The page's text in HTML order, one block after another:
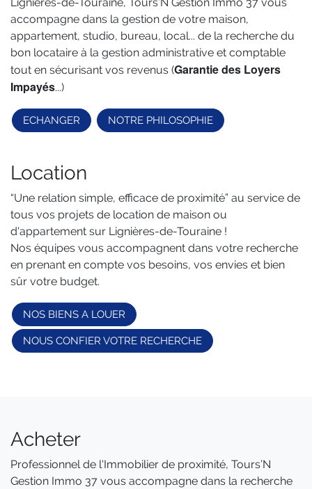
accompagne dans la gestion de votre maison,
appartement, studio, bureau, local... de la recherche du
bon locataire à la gestion administrative et comptable
tout en sécurisant vos revenus (Garantie des Loyers
Impayés...)
ECHANGER NOTRE PHILOSOPHIE
Location
“Une relation simple, efficace de proximité” au service de
tous vos projets de location de maison ou
d'appartement sur Lignières-de-Touraine !
Nos équipes vous accompagnent dans votre recherche
en prenant en compte vos besoins, vos envies et bien
sûr votre budget.
NOS BIENS A LOUER
NOUS CONFIER VOTRE RECHERCHE
Acheter
Professionnel de l'Immobilier de proximité, Tours’N
Gestion Immo 37 vous accompagne dans la recherche